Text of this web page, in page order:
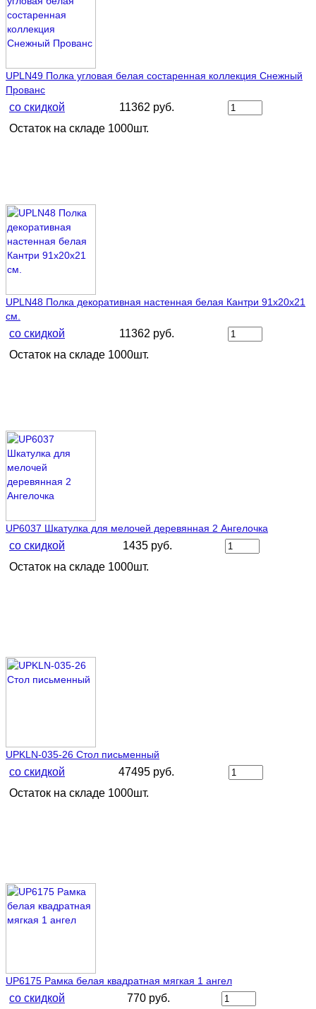
UPLN49 Полка угловая белая состаренная коллекция Снежный
Прованс
со скидкой
11362 руб.
Остаток на складе 1000шт.
UPLN48 Полка декоративная настенная белая Кантри 91х20х21
см.
со скидкой
11362 руб.
Остаток на складе 1000шт.
UP6037 Шкатулка для мелочей деревянная 2 Ангелочка
со скидкой
1435 руб.
Остаток на складе 1000шт.
UPKLN-035-26 Стол письменный
со скидкой
47495 руб.
Остаток на складе 1000шт.
UP6175 Рамка белая квадратная мягкая 1 ангел
со скидкой 770 руб.